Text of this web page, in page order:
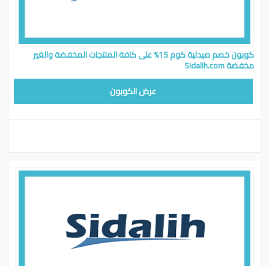
كوبون خصم صيدلية كوم 15% على كافة المنتجات المخفضة والغير
مخفضة Sidalih.com
عرض الكوبون